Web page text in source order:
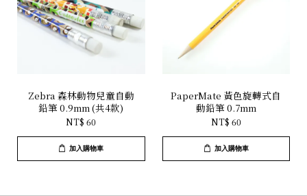
Zebra 森林動物兒童自動
鉛筆 0.9mm (共4款)
NT$ 60
加入購物車
PaperMate 黃色旋轉式自
動鉛筆 0.7mm
NT$ 60
加入購物車